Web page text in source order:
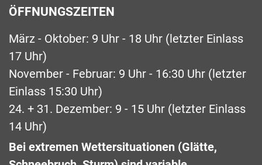
ÖFFNUNGSZEITEN
März - Oktober: 9 Uhr - 18 Uhr (letzter Einlass
17 Uhr)
November - Februar: 9 Uhr - 16:30 Uhr (letzter
Einlass 15:30 Uhr)
24. + 31. Dezember: 9 - 15 Uhr (letzter Einlass
14 Uhr)
Bei extremen Wettersituationen (Glätte,